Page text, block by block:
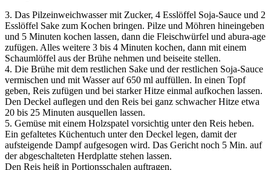
3. Das Pilzeinweichwasser mit Zucker, 4 Esslöffel Soja-Sauce und 2
Esslöffel Sake zum Kochen bringen. Pilze und Möhren hineingeben
und 5 Minuten kochen lassen, dann die Fleischwürfel und abura-age
zufügen. Alles weitere 3 bis 4 Minuten kochen, dann mit einem
Schaumlöffel aus der Brühe nehmen und beiseite stellen.
4. Die Brühe mit dem restlichen Sake und der restlichen Soja-Sauce
vermischen und mit Wasser auf 650 ml auffüllen. In einen Topf
geben, Reis zufügen und bei starker Hitze einmal aufkochen lassen.
Den Deckel auflegen und den Reis bei ganz schwacher Hitze etwa
20 bis 25 Minuten ausquellen lassen.
5. Gemüse mit einem Holzspatel vorsichtig unter den Reis heben.
Ein gefaltetes Küchentuch unter den Deckel legen, damit der
aufsteigende Dampf aufgesogen wird. Das Gericht noch 5 Min. auf
der abgeschalteten Herdplatte stehen lassen.
Den Reis heiß in Portionsschalen auftragen.